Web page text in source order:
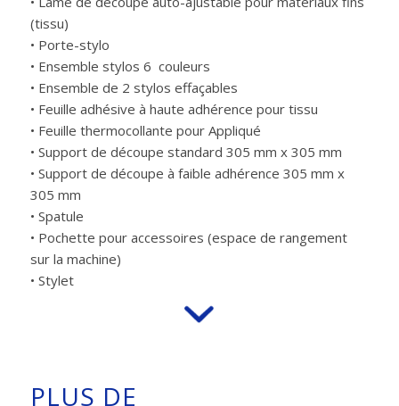
(tissu)
• Porte-stylo
• Ensemble stylos 6 couleurs
• Ensemble de 2 stylos effaçables
• Feuille adhésive à haute adhérence pour tissu
• Feuille thermocollante pour Appliqué
• Support de découpe standard 305 mm x 305 mm
• Support de découpe à faible adhérence 305 mm x
305 mm
• Spatule
• Pochette pour accessoires (espace de rangement
sur la machine)
• Stylet
PLUS DE